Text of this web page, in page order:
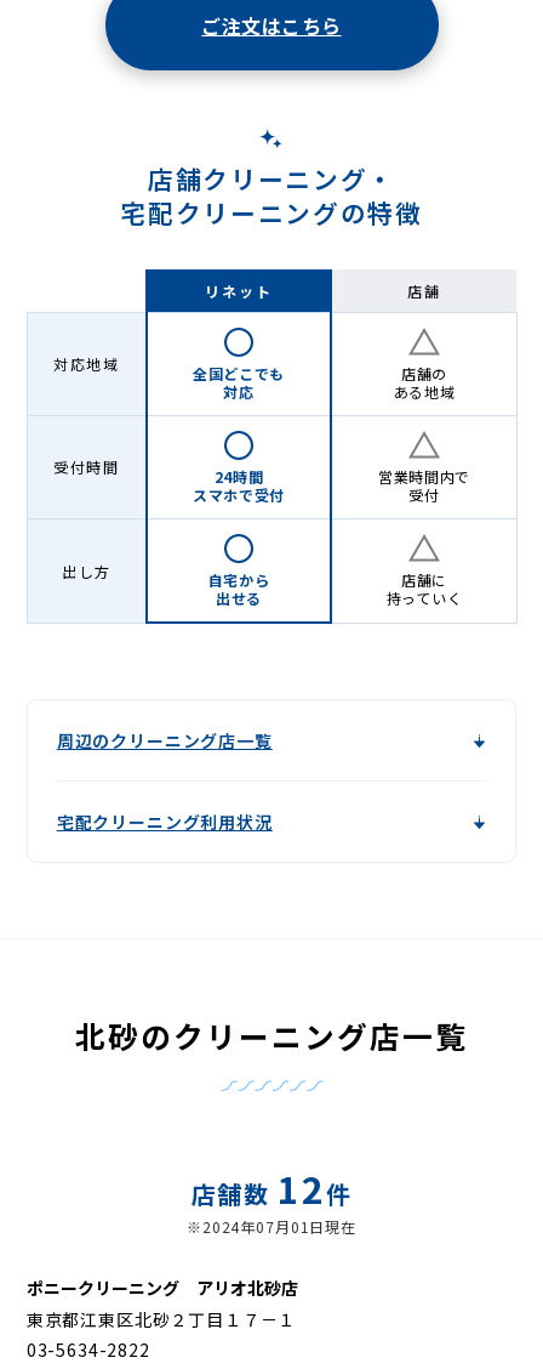
ご注文はこちら
店舗クリーニング・
宅配クリーニングの特徴
リネット 店舗
対応地域
全国どこでも
対応
店舗の
ある地域
受付時間
24時間
スマホで受付
営業時間内で
受付
出し方
自宅から
出せる
店舗に
持っていく
周辺のクリーニング店一覧
宅配クリーニング利用状況
北砂のクリーニング店一覧
店舗数 12件
※2024年07月01日現在
ポニークリーニング アリオ北砂店
東京都江東区北砂２丁目１７－１
03-5634-2822